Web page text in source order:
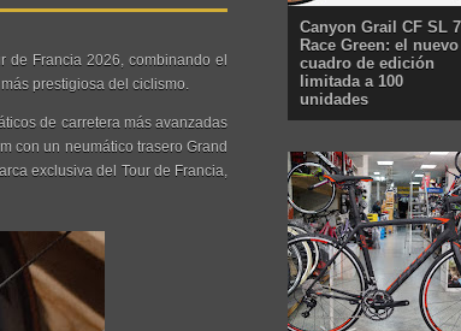
de Francia 2026, combinando el
prestigiosa del ciclismo.
de carretera más avanzadas
con un neumático trasero Grand
exclusiva del Tour de Francia,
Canyon Grail CF SL 7
Race Green: el nuevo
cuadro de edición
limitada a 100
unidades